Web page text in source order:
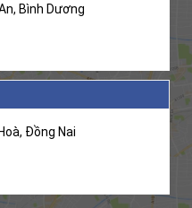
Bình Dương
Đồng Nai